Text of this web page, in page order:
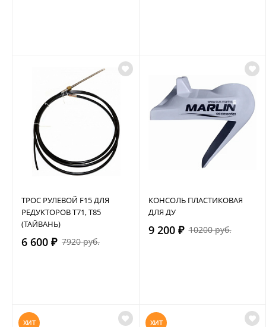
ТРОС РУЛЕВОЙ F15 ДЛЯ
РЕДУКТОРОВ Т71, Т85
(ТАЙВАНЬ)
6 600 ₽ 7920 руб.
КОНСОЛЬ ПЛАСТИКОВАЯ
ДЛЯ ДУ
9 200 ₽ 10200 руб.
ХИТ ХИТ